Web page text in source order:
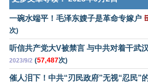
一碗水端平！毛泽东嫂子是革命专嫁户
次)
听信共产党大V被禁言 与中共对着干武
2023/9/2 (57,487次)
催人泪下！中共“刃民政府”无视“忍民”